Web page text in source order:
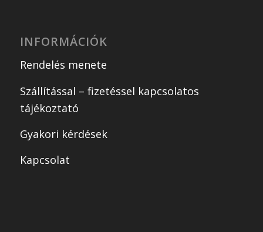
INFORMÁCIÓK
Rendelés menete
Szállítással – fizetéssel kapcsolatos
tájékoztató
Gyakori kérdések
Kapcsolat